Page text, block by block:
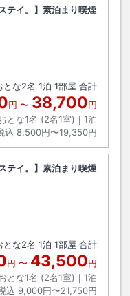
テイ。】素泊まり喫煙
とな2名 1泊 1部屋 合計
円 〜 38,700円
とな1名 (2名1室)｜ 1泊
込 8,500円〜19,350円
テイ。】素泊まり喫煙
とな2名 1泊 1部屋 合計
円 〜 43,500円
とな1名 (2名1室)｜ 1泊
込 9,000円〜21,750円